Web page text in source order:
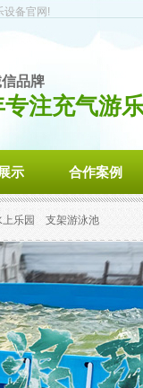
设备官网!
品牌
专注充气游
示 合作案例
乐园 支架游泳池